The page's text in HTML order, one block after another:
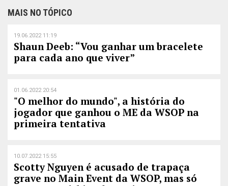
MAIS NO TÓPICO
19.06.2022 11:19
Shaun Deeb: “Vou ganhar um bracelete
para cada ano que viver”
01.06.2022 20:54
"O melhor do mundo", a história do
jogador que ganhou o ME da WSOP na
primeira tentativa
10.07.2022 15:55
Scotty Nguyen é acusado de trapaça
grave no Main Event da WSOP, mas só